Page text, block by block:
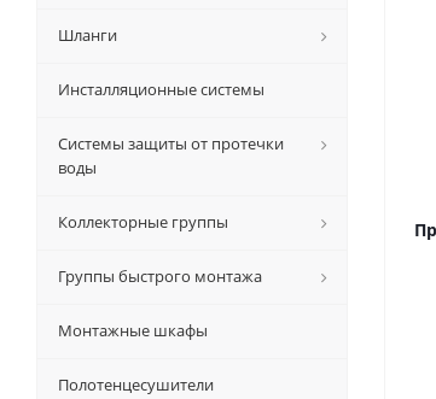
Шланги
Инсталляционные системы
Системы защиты от протечки
воды
Коллекторные группы
Группы быстрого монтажа
Монтажные шкафы
Полотенцесушители